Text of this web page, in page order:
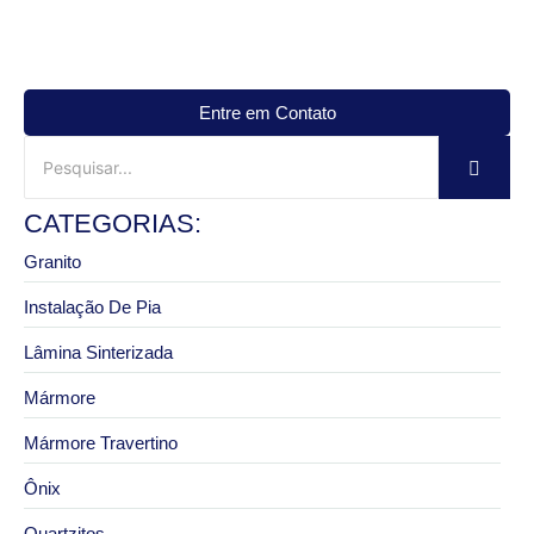
Entre em Contato
CATEGORIAS:
Granito
Instalação De Pia
Lâmina Sinterizada
Mármore
Mármore Travertino
Ônix